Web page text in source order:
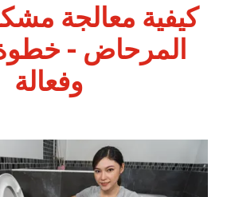
كيفية معالجة
المرحاض -
وفعالة